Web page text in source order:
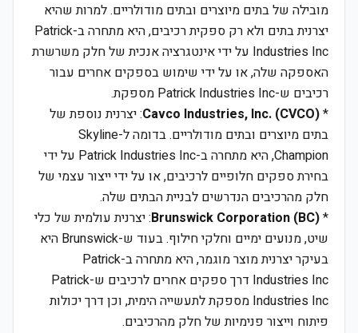
מובילה של בתים מיוצרים ובתים מודולריים. למרות שהיא
יצרנית בתים ולא רק ספקית רכיבים, היא מתחרה ב-Patrick
Industries Inc על ידי אינטגרציה אנכית של חלק משרשרת
האספקה שלה, או על ידי שימוש בספקים אחרים עבור
רכיבים ש-Patrick Industries Inc מספקת.
*
Cavco Industries, Inc. (CVCO): יצרנית נוספת של
בתים מיוצרים ובתים מודולריים. בדומה ל-Skyline
Champion, היא מתחרה ב-Patrick Industries Inc על ידי
בחירת ספקים חלופיים לרכיבים, או על ידי ייצור עצמי של
חלק מהרכיבים הנדרשים לבניית הבתים שלה.
*
Brunswick Corporation (BC): יצרנית עולמית של כלי
שיט, מנועים ימיים וחלקי חילוף. בעוד ש-Brunswick היא
בעיקר יצרנית מוצר מוגמר, היא מתחרה ב-Patrick
Industries Inc דרך ספקים אחרים לרכיבים ש-Patrick
Industries Inc מספקת לתעשייה הימית, וכן דרך יכולות
פיתוח וייצור פנימיות של חלק מהרכיבים.